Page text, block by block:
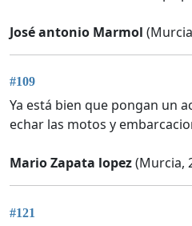
José antonio Marmol
#109
Ya está bien que pongan un
echar las motos y
Mario Zapata lopez(Murcia,
#121